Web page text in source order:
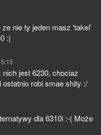
nie ty jeden masz 'takei'
:|
jest 6230, chociaz
robi smae shity :/
dla 6310i :-( Może